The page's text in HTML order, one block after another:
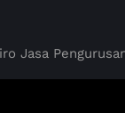
Jasa